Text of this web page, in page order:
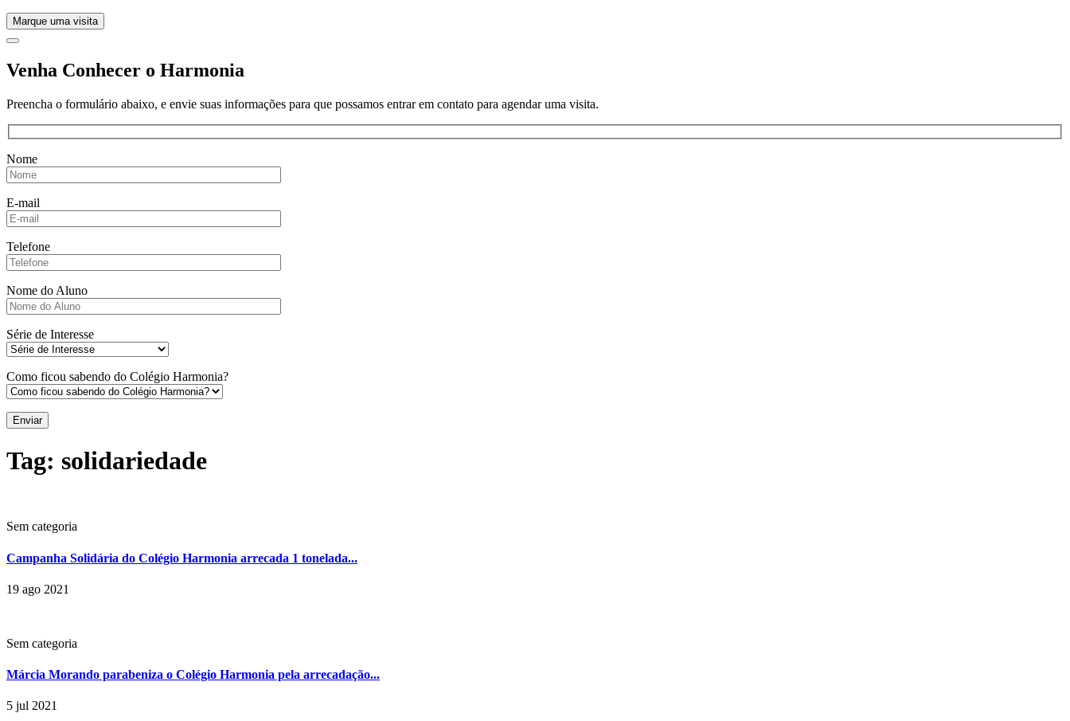
Marque uma visita
Venha Conhecer o Harmonia
Preencha o formulário abaixo, e envie suas informações para que possamos entrar em contato para agendar uma visita.
Nome
E-mail
Telefone
Nome do Aluno
Série de Interesse
Como ficou sabendo do Colégio Harmonia?
Tag: solidariedade
Sem categoria
Campanha Solidária do Colégio Harmonia arrecada 1 tonelada...
19 ago 2021
Sem categoria
Márcia Morando parabeniza o Colégio Harmonia pela arrecadação...
5 jul 2021